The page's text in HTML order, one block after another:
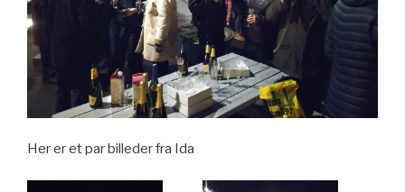
Her er et par billeder fra Ida